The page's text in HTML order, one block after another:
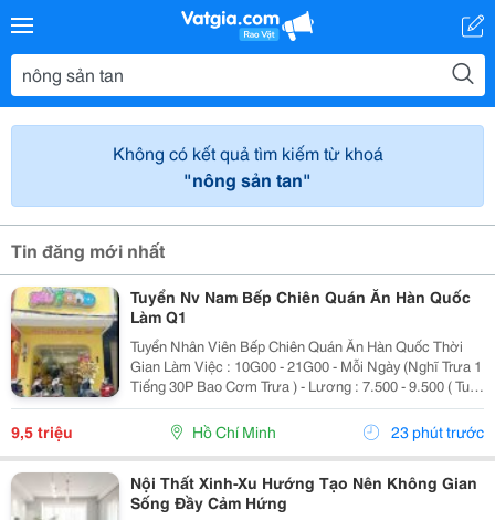
Không có kết quả tìm kiếm từ khoá
"nông sản tan"
Tin đăng mới nhất
Tuyển Nv Nam Bếp Chiên Quán Ăn Hàn Quốc
Làm Q1
Tuyển Nhân Viên Bếp Chiên Quán Ăn Hàn Quốc Thời
Gian Làm Việc : 10G00 - 21G00 - Mỗi Ngày (Nghĩ Trưa 1
Tiếng 30P Bao Cơm Trưa ) - Lương : 7.500 - 9.500 ( Tuỳ
Theo Năng Lực ) Mô Tả Công Việc: - Bếp Chiên : Sử
Dụng Được Chảo Non Biết Chiên...
9,5 triệu Hồ Chí Minh 23 phút trước
Nội Thất Xinh-Xu Hướng Tạo Nên Không Gian
Sống Đầy Cảm Hứng